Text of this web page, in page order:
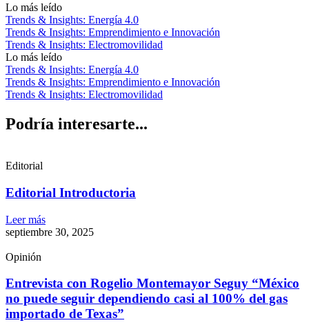
Lo más leído
Trends & Insights: Energía 4.0
Trends & Insights: Emprendimiento e Innovación
Trends & Insights: Electromovilidad
Lo más leído
Trends & Insights: Energía 4.0
Trends & Insights: Emprendimiento e Innovación
Trends & Insights: Electromovilidad
Podría interesarte...
Editorial
Editorial Introductoria
Leer más
septiembre 30, 2025
Opinión
Entrevista con Rogelio Montemayor Seguy “México
no puede seguir dependiendo casi al 100% del gas
importado de Texas”